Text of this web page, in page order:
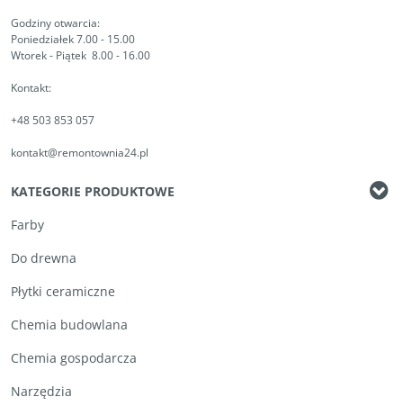
Godziny otwarcia:
Poniedziałek 7.00 - 15.00
Wtorek - Piątek 8.00 - 16.00
Kontakt:
+48 503 853 057
kontakt@remontownia24.pl
KATEGORIE PRODUKTOWE
Farby
Do drewna
Płytki ceramiczne
Chemia budowlana
Chemia gospodarcza
Narzędzia